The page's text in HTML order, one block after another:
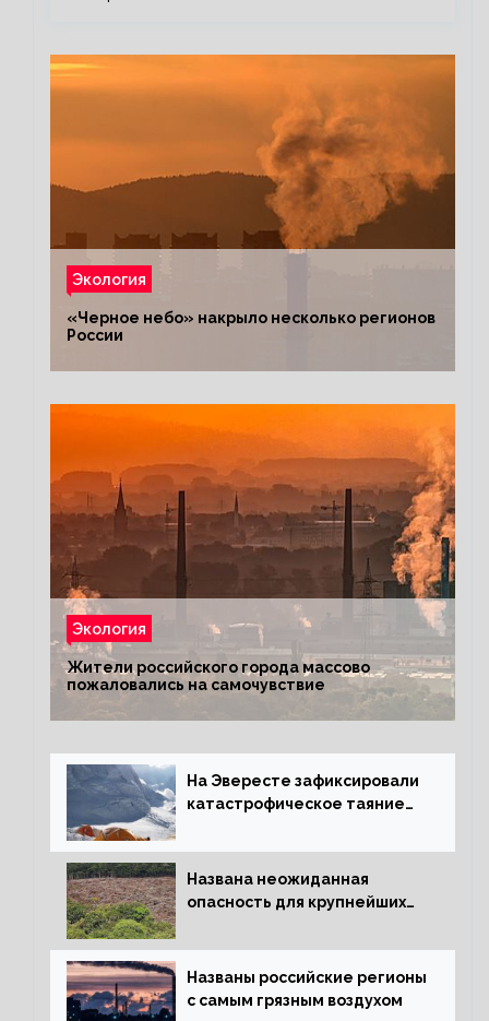
Экология
«Черное небо» накрыло несколько регионов
России
Экология
Жители российского города массово
пожаловались на самочувствие
На Эвересте зафиксировали
катастрофическое таяние
Названа неожиданная
опасность для крупнейших
Названы российские регионы
с самым грязным воздухом